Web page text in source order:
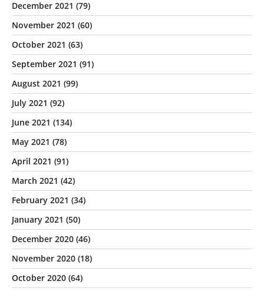
December 2021 (79)
November 2021 (60)
October 2021 (63)
September 2021 (91)
August 2021 (99)
July 2021 (92)
June 2021 (134)
May 2021 (78)
April 2021 (91)
March 2021 (42)
February 2021 (34)
January 2021 (50)
December 2020 (46)
November 2020 (18)
October 2020 (64)